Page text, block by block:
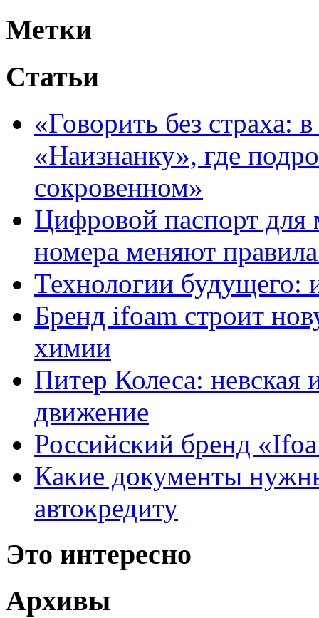
Метки
Статьи
«Говорить без страха:
«Наизнанку», где
сокровенном»
Цифровой паспорт для
номера меняют
Технологии будущего:
Бренд ifoam строит
химии
Питер Колеса: невская
движение
Российский бренд
Какие документы
автокредиту
Это интересно
Архивы